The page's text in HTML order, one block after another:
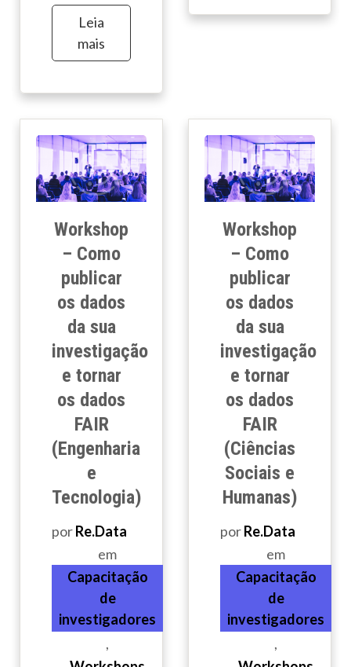
Leia
mais
Workshop
– Como
publicar
os dados
da sua
investigação
e tornar
os dados
FAIR
(Engenharia
e
Tecnologia)
porRe.Data
em
Capacitação
de
investigadores
,
Workshop
– Como
publicar
os dados
da sua
investigação
e tornar
os dados
FAIR
(Ciências
Sociais e
Humanas)
porRe.Data
em
Capacitação
de
investigadores
,